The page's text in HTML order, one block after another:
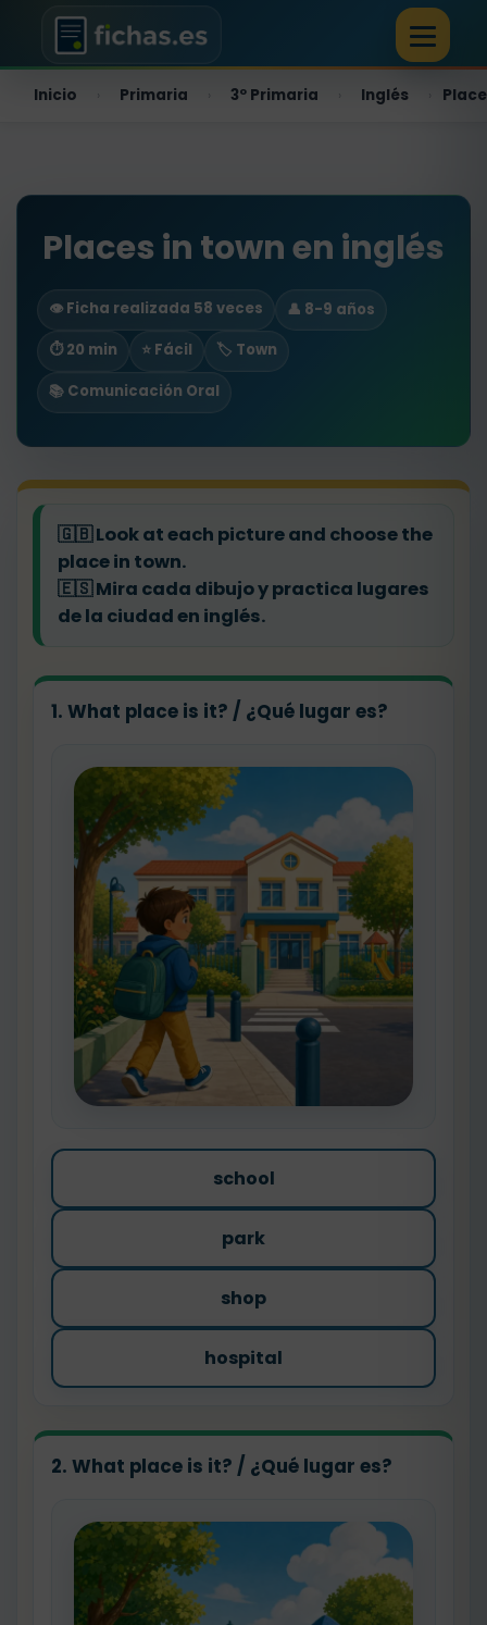
Inicio Primaria 3º Primaria Inglés
Places in town en inglés
👁️ Ficha realizada 58 veces
👤 8-9 años
⏱ 20 min
⭐ Fácil
🏷️ Town
📚 Comunicación Oral
🇬🇧Look at each picture and choose the
place in town.
🇪🇸Mira cada dibujo y practica lugares
de la ciudad en inglés.
1. What place is it? / ¿Qué lugar es?
school
park
shop
hospital
2. What place is it? / ¿Qué lugar es?